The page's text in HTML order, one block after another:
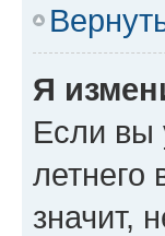
Я
Если вы
значит,